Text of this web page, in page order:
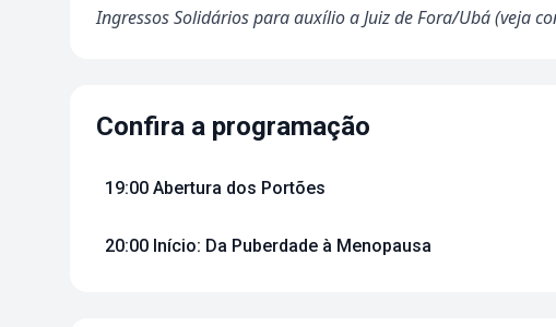
Ingressos Solidários para auxílio a Juiz de Fora/Ubá (veja
Confira a programação
19:00 Abertura dos Portões
20:00 Início: Da Puberdade à Menopausa